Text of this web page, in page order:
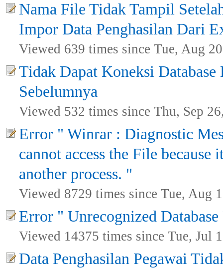
Nama File Tidak Tampil
Impor Data Penghasilan Dari
Viewed 639 times since Tue, Aug
Tidak Dapat Koneksi Database
Sebelumnya
Viewed 532 times since Thu, Sep
Error " Winrar : Diagnostic
cannot access the File because
another process. "
Viewed 8729 times since Tue, Aug
Error " Unrecognized
Viewed 14375 times since Tue, Jul
Data Penghasilan Pegawai